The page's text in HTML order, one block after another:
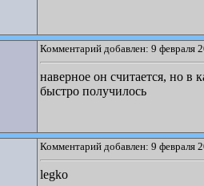
Комментарий добавлен: 9 февраля
наверное он считается, но в
быстро получилось
Комментарий добавлен: 9 февраля
legko